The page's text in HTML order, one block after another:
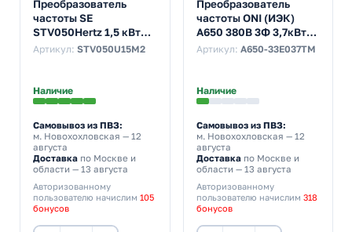
Преобразователь
частоты SE
STV050Hertz 1,5 кВт
вход 220В ЭМС-фильтр
Артикул: STV050U15M2
Наличие
Самовывоз из ПВЗ:
м. Новохохловская — 12
августа
Доставка по Москве и
области — 13 августа
Авторизованному
пользователю начислим 105
бонусов
Преобразователь
частоты ONI (ИЭК)
A650 380В 3Ф 3,7кВт
9,5А со встроенным
Артикул: A650-33E037TM
Наличие
Самовывоз из ПВЗ:
м. Новохохловская — 12
августа
Доставкапо Москве и
области — 13 августа
Авторизованному
пользователю начислим 318
бонусов